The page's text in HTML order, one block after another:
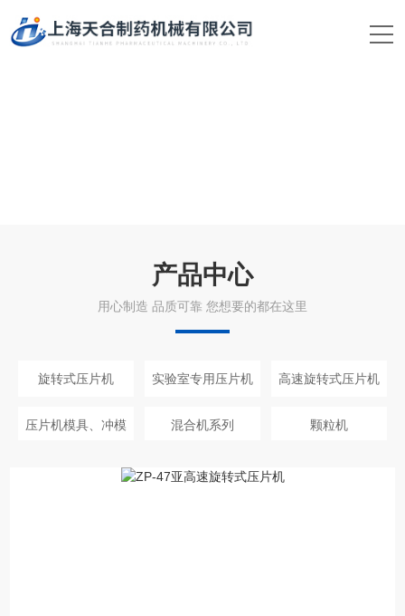
产品中心
用心制造 品质可靠 您想要的都在这里
旋转式压片机 实验室专用压片机 高速旋转式压片机
压片机模具、冲模 混合机系列 颗粒机
包衣机、糖衣机